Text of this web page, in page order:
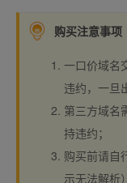
购买注意事项
一口价域名
违约，一旦
第三方域名
持违约；
购买前请自
示无法解析